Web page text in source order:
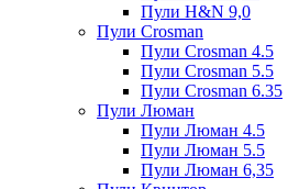
Пули H&N 9,0
Пули Crosman
Пули Crosman 4.5
Пули Crosman 5.5
Пули Crosman 6.35
Пули Люман
Пули Люман 4.5
Пули Люман 5.5
Пули Люман 6,35